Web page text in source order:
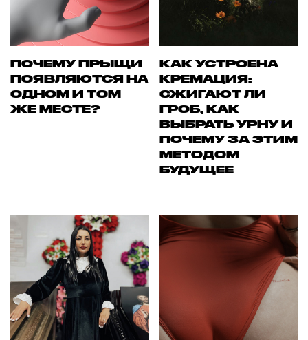
ПОЧЕМУ ПРЫЩИ
ПОЯВЛЯЮТСЯ НА
ОДНОМ И ТОМ
ЖЕ МЕСТЕ?
КАК УСТРОЕНА
КРЕМАЦИЯ:
СЖИГАЮТ ЛИ
ГРОБ, КАК
ВЫБРАТЬ УРНУ И
ПОЧЕМУ ЗА ЭТИМ
МЕТОДОМ
БУДУЩЕЕ